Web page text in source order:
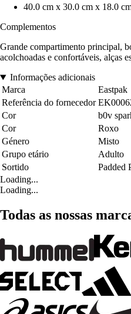
40.0 cm x 30.0 cm x 18.0
Complementos
Grande compartimento principal,
acolchoadas e confortáveis, alças
Informações adicionais
Marca
Eastpak
Referência do fornecedor
Cor
b0v
Cor
Roxo
Género
Misto
Grupo etário
Adulto
Sortido
Padded
Loading...
Loading...
Todas as nossas